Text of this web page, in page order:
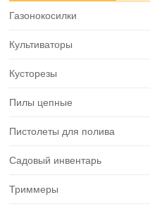
Газонокосилки
Культиваторы
Кусторезы
Пилы цепные
Пистолеты для полива
Садовый инвентарь
Триммеры